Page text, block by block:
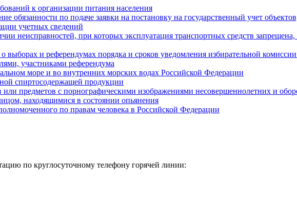
к организации питания населения
обязанности по подаче заявки на постановку на государственный учет
учетных сведений
неисправностей, при которых эксплуатация транспортных средств
выборах и референдумах порядка и сроков уведомления избирательной
участниками референдума
море и во внутренних морских водах Российской Федерации
спиртосодержащей продукции
предметов с порнографическими изображениями несовершеннолетних и
находящимися в состоянии опьянения
по правам человека в Российской Федерации
по круглосуточному телефону горячей линии: